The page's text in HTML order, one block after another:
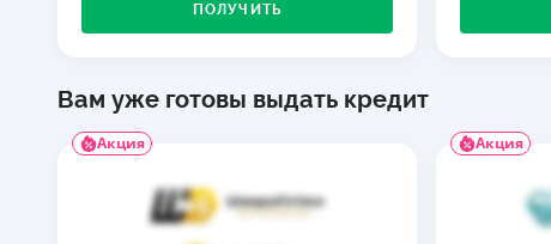
ПОЛУЧИТЬ
Вам уже готовы выдать кредит
Акция Акция